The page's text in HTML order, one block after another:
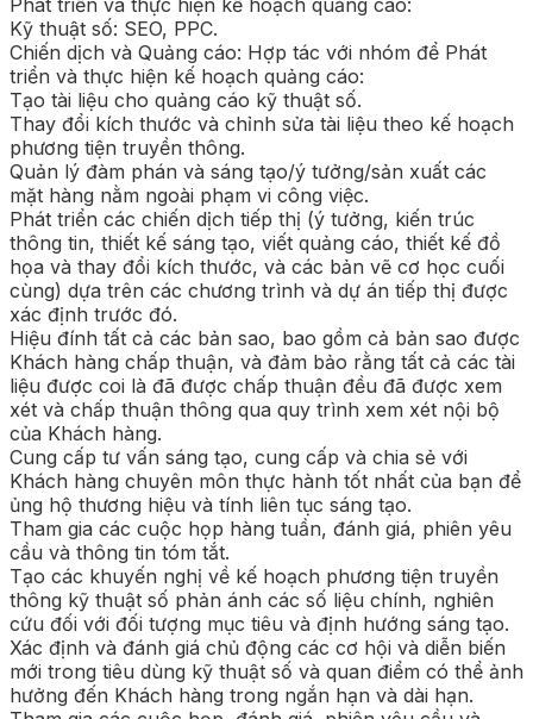
Kỹ thuật số: SEO, PPC.
Chiến dịch và Quảng cáo: Hợp tác với nhóm để Phát
triển và thực hiện kế hoạch quảng cáo:
Tạo tài liệu cho quảng cáo kỹ thuật số.
Thay đổi kích thước và chỉnh sửa tài liệu theo kế hoạch
phương tiện truyền thông.
Quản lý đàm phán và sáng tạo/ý tưởng/sản xuất các
mặt hàng nằm ngoài phạm vi công việc.
Phát triển các chiến dịch tiếp thị (ý tưởng, kiến trúc
thông tin, thiết kế sáng tạo, viết quảng cáo, thiết kế đồ
họa và thay đổi kích thước, và các bản vẽ cơ học cuối
cùng) dựa trên các chương trình và dự án tiếp thị được
xác định trước đó.
Hiệu đính tất cả các bản sao, bao gồm cả bản sao được
Khách hàng chấp thuận, và đảm bảo rằng tất cả các tài
liệu được coi là đã được chấp thuận đều đã được xem
xét và chấp thuận thông qua quy trình xem xét nội bộ
của Khách hàng.
Cung cấp tư vấn sáng tạo, cung cấp và chia sẻ với
Khách hàng chuyên môn thực hành tốt nhất của bạn để
ủng hộ thương hiệu và tính liên tục sáng tạo.
Tham gia các cuộc họp hàng tuần, đánh giá, phiên yêu
cầu và thông tin tóm tắt.
Tạo các khuyến nghị về kế hoạch phương tiện truyền
thông kỹ thuật số phản ánh các số liệu chính, nghiên
cứu đối với đối tượng mục tiêu và định hướng sáng tạo.
Xác định và đánh giá chủ động các cơ hội và diễn biến
mới trong tiêu dùng kỹ thuật số và quan điểm có thể ảnh
hưởng đến Khách hàng trong ngắn hạn và dài hạn.